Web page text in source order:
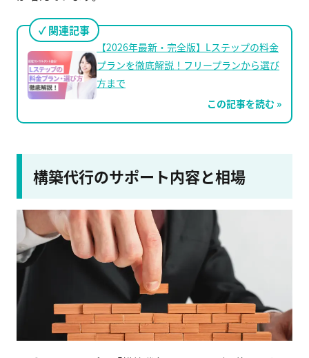
関連記事
【2026年最新・完全版】Lステップの料金
プランを徹底解説！フリープランから選び
方まで
この記事を読む »
構築代行のサポート内容と相場